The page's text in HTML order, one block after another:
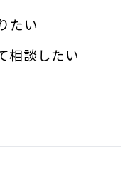
たい
相談したい